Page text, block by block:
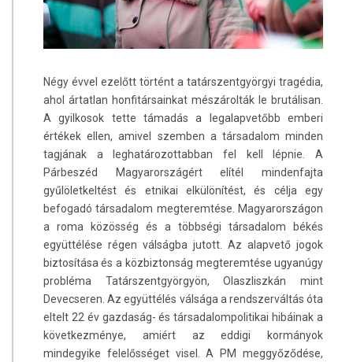
Négy évvel ezelőtt történt a tatárszentgyörgyi tragédia,
ahol ártatlan honfitársainkat mészárolták le brutálisan.
A gyilkosok tette támadás a legalapvetőbb emberi
értékek ellen, amivel szemben a társadalom minden
tagjának a leghatározottabban fel kell lépnie. A
Párbeszéd Magyarországért elítél mindenfajta
gyűlöletkeltést és etnikai elkülönítést, és célja egy
befogadó társadalom megteremtése. Magyarországon
a roma közösség és a többségi társadalom békés
együttélése régen válságba jutott. Az alapvető jogok
biztosítása és a közbiztonság megteremtése ugyanúgy
probléma Tatárszentgyörgyön, Olaszliszkán mint
Devecseren. Az együttélés válsága a rendszerváltás óta
eltelt 22 év gazdaság- és társadalompolitikai hibáinak a
következménye, amiért az eddigi kormányok
mindegyike felelősséget visel. A PM meggyőződése,